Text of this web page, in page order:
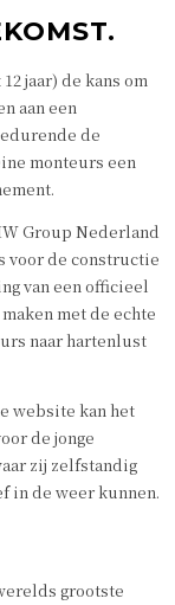
jaar) de kans om
aan een
de
monteurs een
Group Nederland
voor de constructie
van een officieel
met de echte
naar hartenlust
website kan het
de jonge
zij zelfstandig
in de weer kunnen.
grootste